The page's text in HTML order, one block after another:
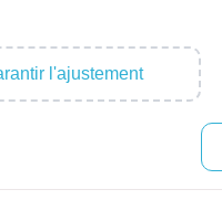
l'ajustement